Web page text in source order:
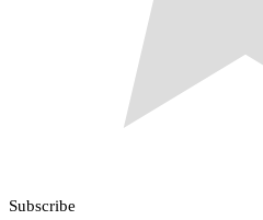
Subscribe